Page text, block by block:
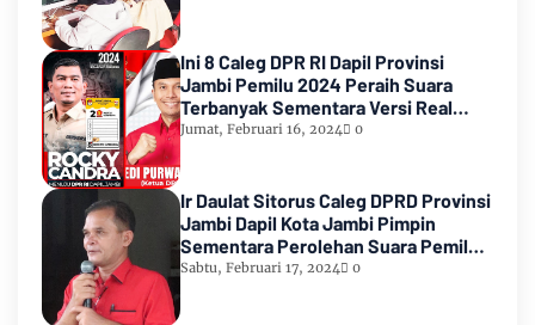
Ini 8 Caleg DPR RI Dapil Provinsi
Jambi Pemilu 2024 Peraih Suara
Terbanyak Sementara Versi Real
Count KPU RI
Jumat, Februari 16, 2024 0
Ir Daulat Sitorus Caleg DPRD Provinsi
Jambi Dapil Kota Jambi Pimpin
Sementara Perolehan Suara Pemilu
2024
Sabtu, Februari 17, 2024 0